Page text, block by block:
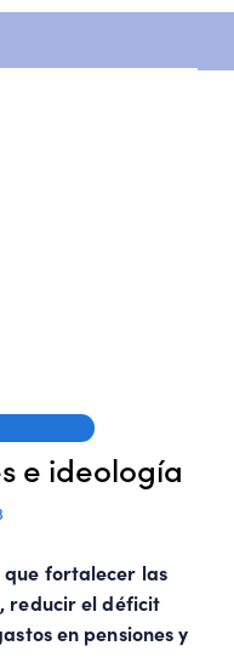
e ideología
que fortalecer las
reducir el déficit
en pensiones y